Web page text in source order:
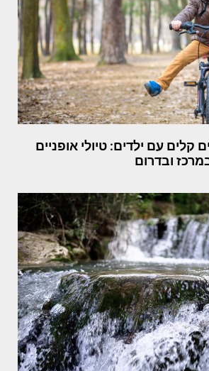
קלים עם ילדים: טיולי אופניים
ובדרום